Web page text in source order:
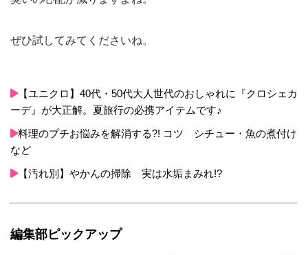
ぜひ試してみてくださいね。
【ユニクロ】40代・50代大人世代のおしゃれに『クロシェカ
ーデ』が大正解。夏旅行の必携アイテムです♪
料理のプチお悩みを解消する?! コツ シチュー・魚の煮付け
など
【汚れ別】やかんの掃除 実は水垢まみれ!?
編集部ピックアップ